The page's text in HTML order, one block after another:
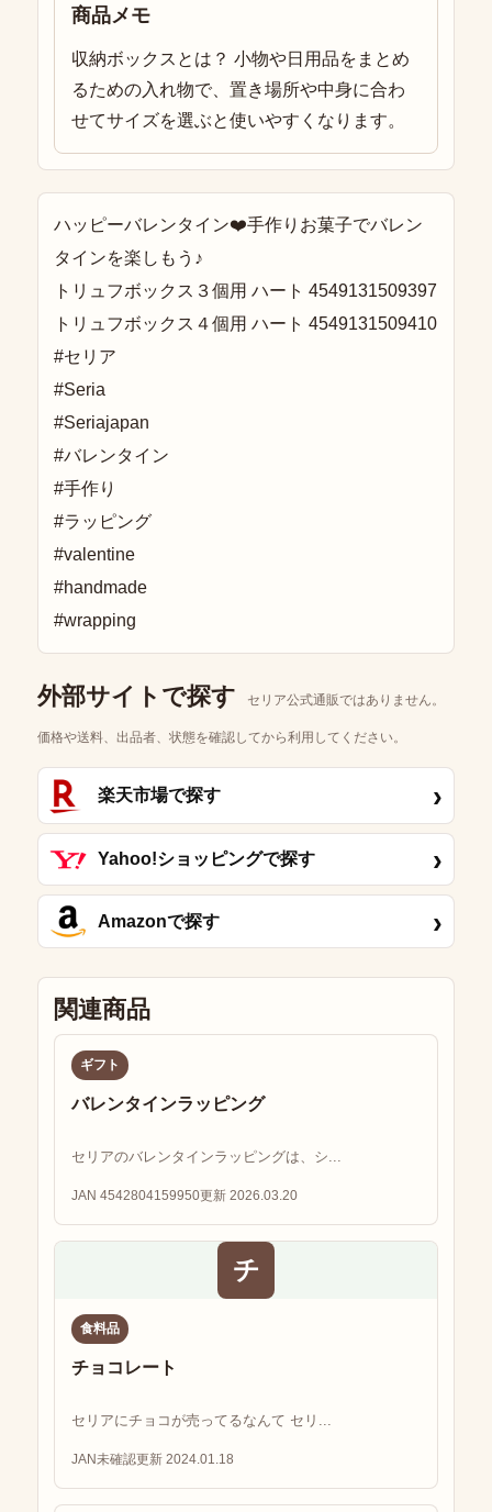
商品メモ
収納ボックスとは？ 小物や日用品をまとめ
るための入れ物で、置き場所や中身に合わ
せてサイズを選ぶと使いやすくなります。
ハッピーバレンタイン❤️手作りお菓子でバレン
タインを楽しもう♪
トリュフボックス３個用 ハート 4549131509397
トリュフボックス４個用 ハート 4549131509410
#セリア
#Seria
#Seriajapan
#バレンタイン
#手作り
#ラッピング
#valentine
#handmade
#wrapping
外部サイトで探す セリア公式通販ではありません。
価格や送料、出品者、状態を確認してから利用してください。
楽天市場で探す ›
Yahoo!ショッピングで探す ›
Amazonで探す ›
関連商品
ギフト
バレンタインラッピング
セリアのバレンタインラッピングは、シ...
JAN 4542804159950更新 2026.03.20
チ
食料品
チョコレート
セリアにチョコが売ってるなんて セリ...
JAN未確認更新 2024.01.18